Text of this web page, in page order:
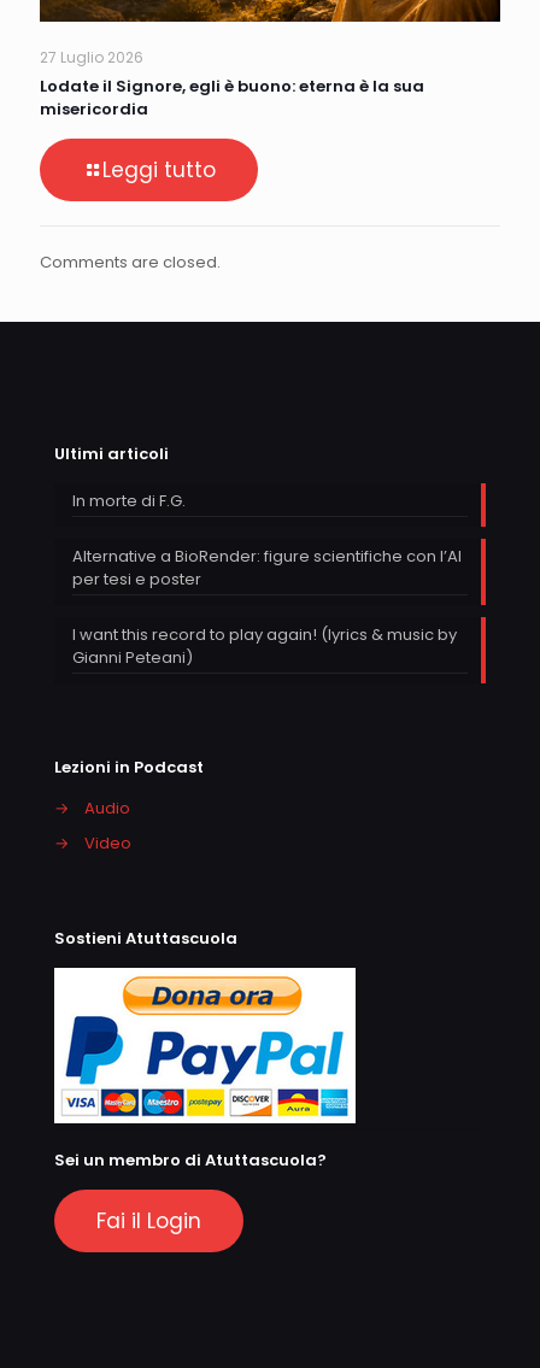
27 Luglio 2026
Lodate il Signore, egli è buono: eterna è la sua
misericordia
Leggi tutto
Comments are closed.
Ultimi articoli
In morte di F.G.
Alternative a BioRender: figure scientifiche con l’AI
per tesi e poster
I want this record to play again! (lyrics & music by
Gianni Peteani)
Lezioni in Podcast
→
Audio
→
Video
Sostieni Atuttascuola
Sei un membro di Atuttascuola?
Fai il Login